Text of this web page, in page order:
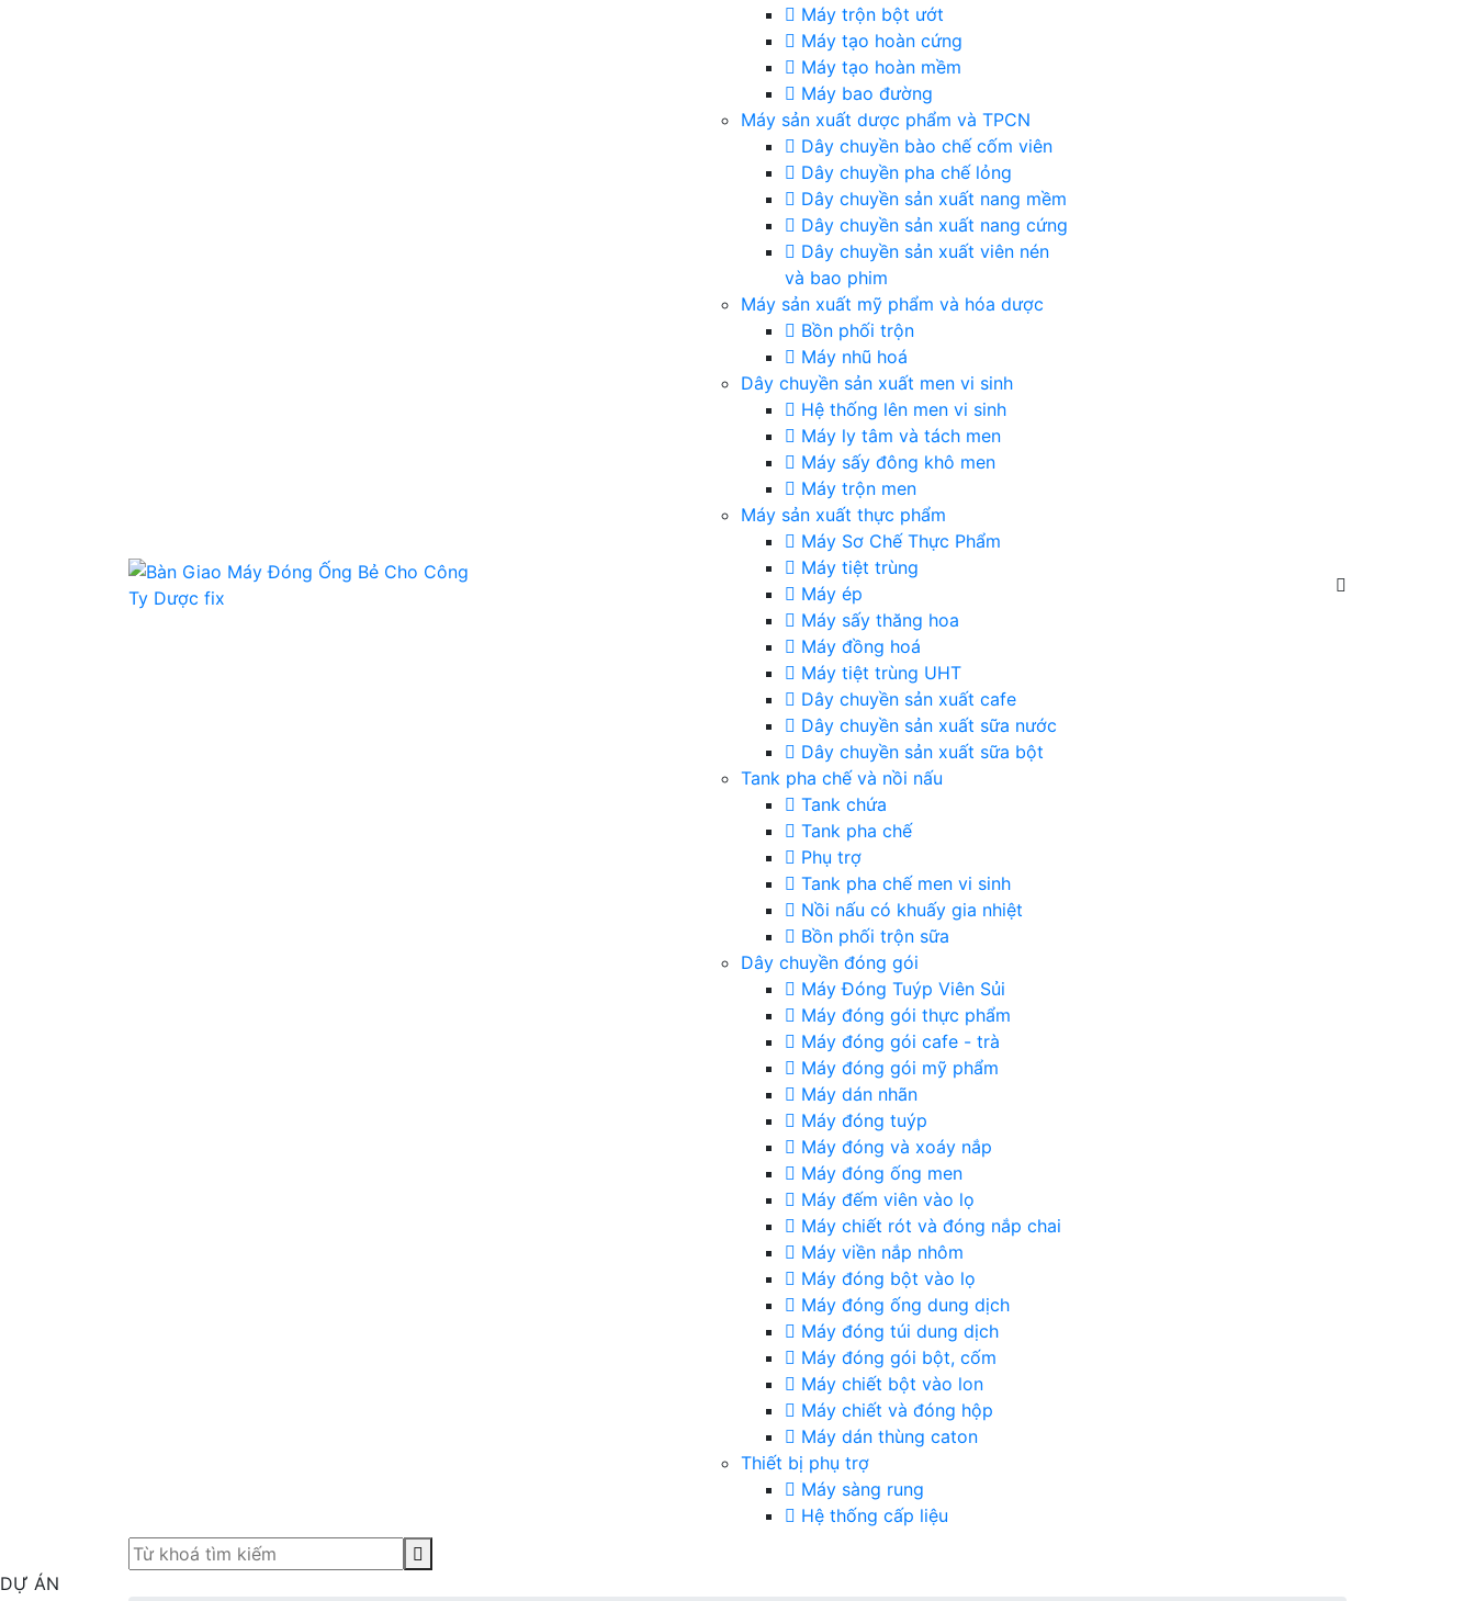
Máy trộn bột ướt
Máy tạo hoàn cứng
Máy tạo hoàn mềm
Máy bao đường
Máy sản xuất dược phẩm và TPCN
Dây chuyền bào chế cốm viên
Dây chuyền pha chế lỏng
Dây chuyền sản xuất nang mềm
Dây chuyền sản xuất nang cứng
Dây chuyền sản xuất viên nén
và bao phim
Máy sản xuất mỹ phẩm và hóa dược
Bồn phối trộn
Máy nhũ hoá
Dây chuyền sản xuất men vi sinh
Hệ thống lên men vi sinh
Máy ly tâm và tách men
Máy sấy đông khô men
Máy trộn men
Máy sản xuất thực phẩm
Máy Sơ Chế Thực Phẩm
Máy tiệt trùng
Máy ép
Máy sấy thăng hoa
Máy đồng hoá
Máy tiệt trùng UHT
Dây chuyền sản xuất cafe
Dây chuyền sản xuất sữa nước
Dây chuyền sản xuất sữa bột
Tank pha chế và nồi nấu
Tank chứa
Tank pha chế
Phụ trợ
Tank pha chế men vi sinh
Nồi nấu có khuấy gia nhiệt
Bồn phối trộn sữa
Dây chuyền đóng gói
Máy Đóng Tuýp Viên Sủi
Máy đóng gói thực phẩm
Máy đóng gói cafe - trà
Máy đóng gói mỹ phẩm
Máy dán nhãn
Máy đóng tuýp
Máy đóng và xoáy nắp
Máy đóng ống men
Máy đếm viên vào lọ
Máy chiết rót và đóng nắp chai
Máy viền nắp nhôm
Máy đóng bột vào lọ
Máy đóng ống dung dịch
Máy đóng túi dung dịch
Máy đóng gói bột, cốm
Máy chiết bột vào lon
Máy chiết và đóng hộp
Máy dán thùng caton
Thiết bị phụ trợ
Máy sàng rung
Hệ thống cấp liệu
DỰ ÁN